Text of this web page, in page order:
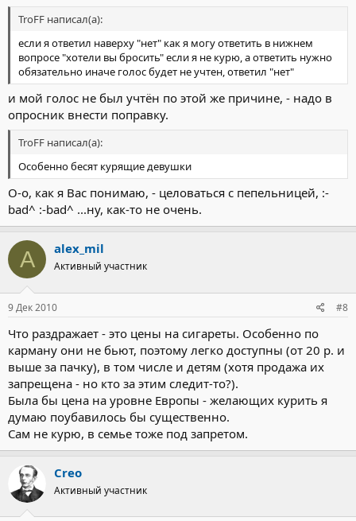
TroFF написал(а):
если я ответил наверху "нет" как я могу ответить в нижнем
вопросе "хотели вы бросить" если я не курю, а ответить нужно
обязательно иначе голос будет не учтен, ответил "нет"
и мой голос не был учтён по этой же причине, - надо в
опросник внести поправку.
TroFF написал(а):
Особенно бесят курящие девушки
О-о, как я Вас понимаю, - целоваться с пепельницей, :-
bad^ :-bad^ ...ну, как-то не очень.
A alex_mil
Активный участник
9 Дек 2010 #8
Что раздражает - это цены на сигареты. Особенно по
карману они не бьют, поэтому легко доступны (от 20 р. и
выше за пачку), в том числе и детям (хотя продажа их
запрещена - но кто за этим следит-то?).
Была бы цена на уровне Европы - желающих курить я
думаю поубавилось бы существенно.
Сам не курю, в семье тоже под запретом.
Creo
Активный участник